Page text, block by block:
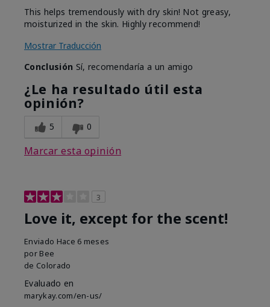
This helps tremendously with dry skin! Not greasy,
moisturized in the skin. Highly recommend!
Mostrar Traducción
Conclusión Sí, recomendaría a un amigo
¿Le ha resultado útil esta
opinión?
5 0
Marcar esta opinión
3
Love it, except for the scent!
Enviado Hace 6 meses
por Bee
de Colorado
Evaluado en
marykay.com/en-us/